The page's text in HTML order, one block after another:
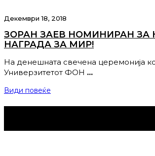
Декември 18, 2018
ЗОРАН ЗАЕВ НОМИНИРАН ЗА
НАГРАДА ЗА МИР!
На денешната свечена церемонија
Универзитетот ФОН …
Види повеќе